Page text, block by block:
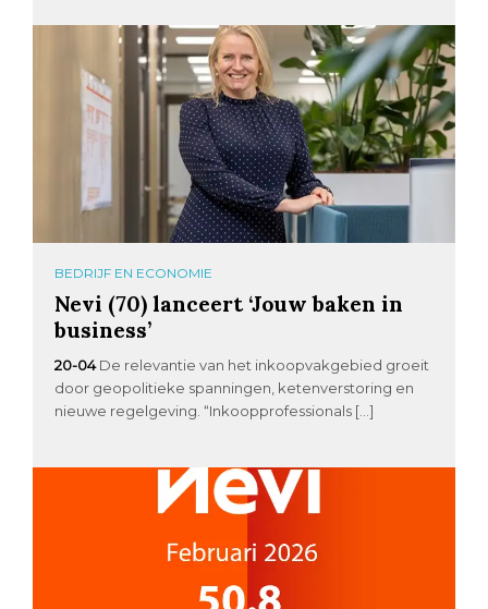
BEDRIJF EN ECONOMIE
Nevi (70) lanceert ‘Jouw baken in
business’
20-04 De relevantie van het inkoopvakgebied groeit
door geopolitieke spanningen, ketenverstoring en
nieuwe regelgeving. “Inkoopprofessionals […]